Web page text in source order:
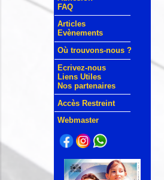
FAQ
Articles
Evènements
Où trouvons-nous ?
Ecrivez-nous
Liens Utiles
Nos partenaires
Accès Restreint
Webmaster